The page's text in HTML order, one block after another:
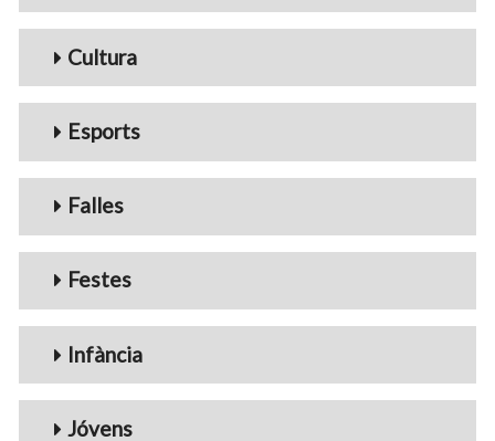
Cultura
Esports
Falles
Festes
Infància
Jóvens